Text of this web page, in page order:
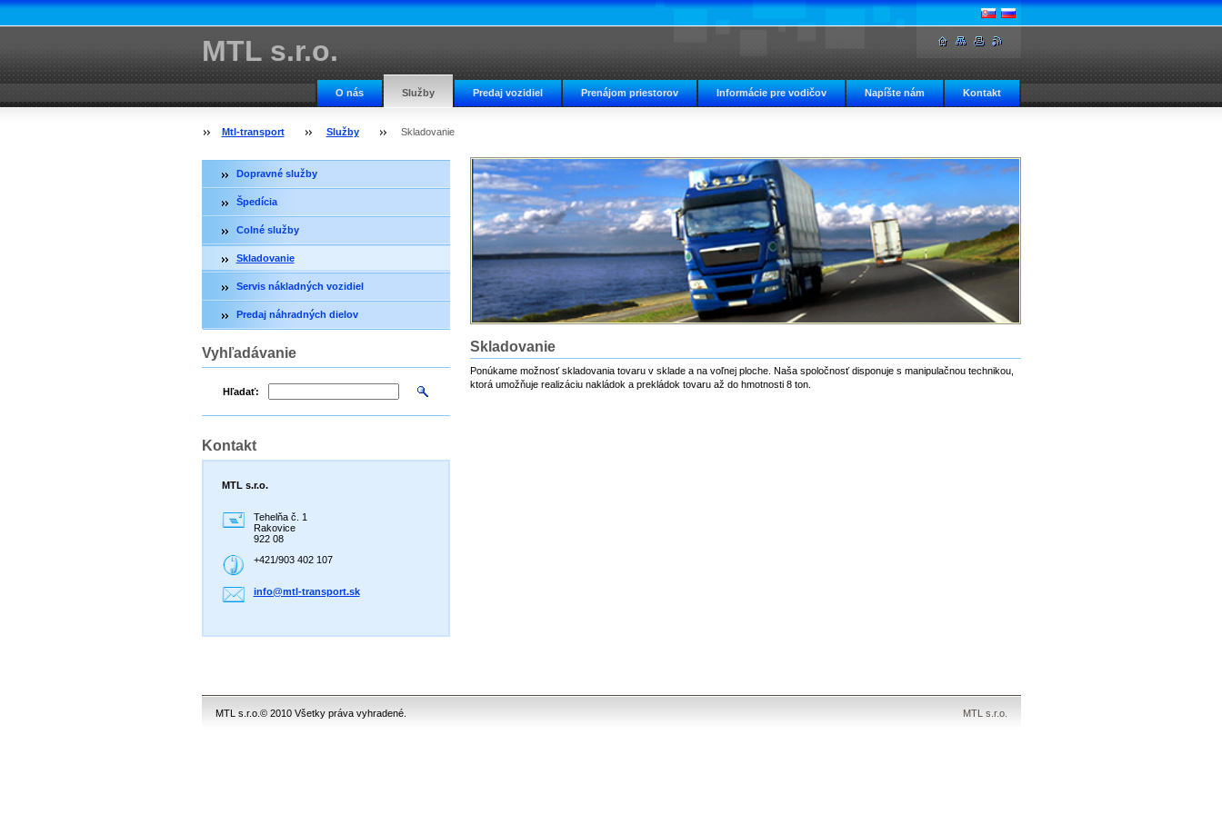
MTL s.r.o.
O nás Služby Predaj vozidiel Prenájom priestorov Informácie pre vodičov Napíšte nám Kontakt
Mtl-transport Služby Skladovanie
Skladovanie
Ponúkame možnosť skladovania tovaru v sklade a na voľnej ploche. Naša spoločnosť disponuje s manipulačnou technikou,
ktorá umožňuje realizáciu nakládok a prekládok tovaru až do hmotnosti 8 ton.
Dopravné služby
Špedícia
Colné služby
Skladovanie
Servis nákladných vozidiel
Predaj náhradných dielov
Vyhľadávanie
Hľadať:
Kontakt
MTL s.r.o.
Tehelňa č. 1
Rakovice
922 08
+421/903 402 107
info@mtl-transport.sk
MTL s.r.o.© 2010 Všetky práva vyhradené. MTL s.r.o.